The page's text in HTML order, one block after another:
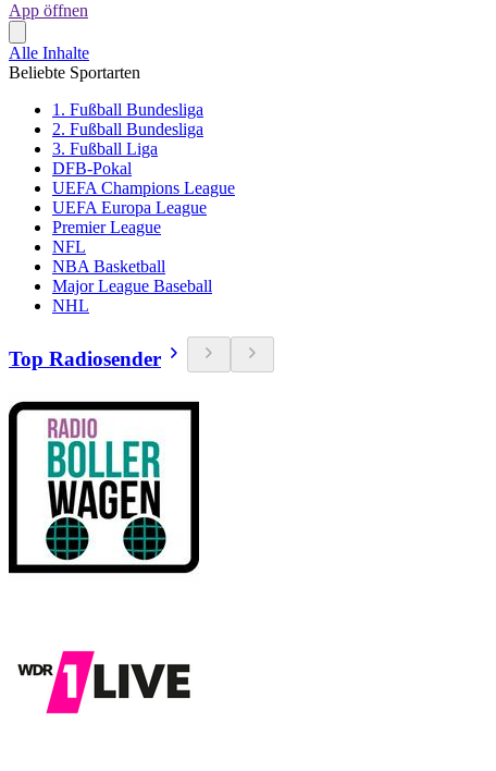
App öffnen
Alle Inhalte
Beliebte Sportarten
1. Fußball Bundesliga
2. Fußball Bundesliga
3. Fußball Liga
DFB-Pokal
UEFA Champions League
UEFA Europa League
Premier League
NFL
NBA Basketball
Major League Baseball
NHL
Top Radiosender